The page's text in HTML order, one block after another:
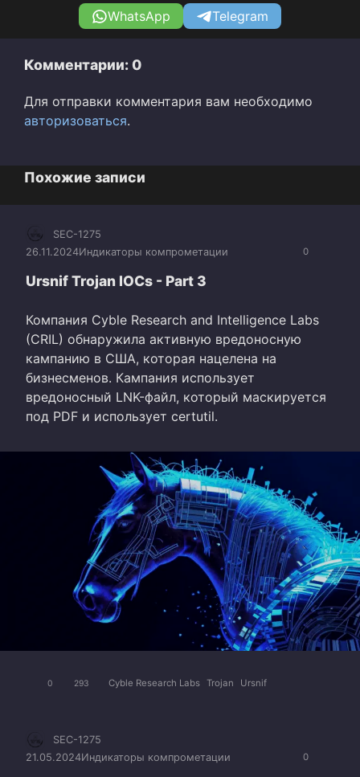
WhatsApp Telegram
Комментарии: 0
Для отправки комментария вам необходимо
авторизоваться.
Похожие записи
0
SEC-1275
26.11.2024Индикаторы компрометации
Ursnif Trojan IOCs - Part 3
Компания Cyble Research and Intelligence Labs
(CRIL) обнаружила активную вредоносную
кампанию в США, которая нацелена на
бизнесменов. Кампания использует
вредоносный LNK-файл, который маскируется
под PDF и использует certutil.
0 293 Cyble Research Labs Trojan Ursnif
0
SEC-1275
21.05.2024Индикаторы компрометации